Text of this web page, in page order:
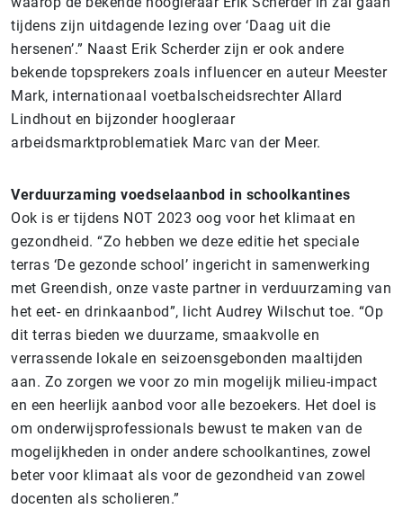
tijdens zijn uitdagende lezing over ‘Daag uit die
hersenen’.” Naast Erik Scherder zijn er ook andere
bekende topsprekers zoals influencer en auteur Meester
Mark, internationaal voetbalscheidsrechter Allard
Lindhout en bijzonder hoogleraar
arbeidsmarktproblematiek Marc van der Meer.
Verduurzaming voedselaanbod in schoolkantines
Ook is er tijdens NOT 2023 oog voor het klimaat en
gezondheid. “Zo hebben we deze editie het speciale
terras ‘De gezonde school’ ingericht in samenwerking
met Greendish, onze vaste partner in verduurzaming van
het eet- en drinkaanbod”, licht Audrey Wilschut toe. “Op
dit terras bieden we duurzame, smaakvolle en
verrassende lokale en seizoensgebonden maaltijden
aan. Zo zorgen we voor zo min mogelijk milieu-impact
en een heerlijk aanbod voor alle bezoekers. Het doel is
om onderwijsprofessionals bewust te maken van de
mogelijkheden in onder andere schoolkantines, zowel
beter voor klimaat als voor de gezondheid van zowel
docenten als scholieren.”